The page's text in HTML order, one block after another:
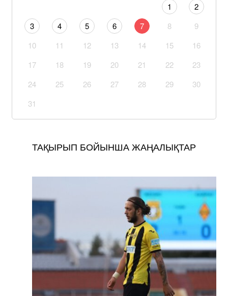
1
2
3
4 5 6 7 8
9
10
11 12 13 14 15
16
17
18 19 20 21 22
23
24
25 26 27 28 29
30
31
ТАҚЫРЫП БОЙЫНША ЖАҢАЛЫҚТАР